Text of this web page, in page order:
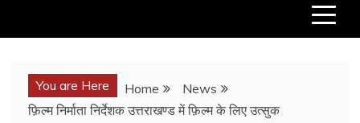
You are Here Home
News
फ़िल्म निर्माता निर्देशक उत्तराखण्ड में फ़िल्म के लिए उत्सुक